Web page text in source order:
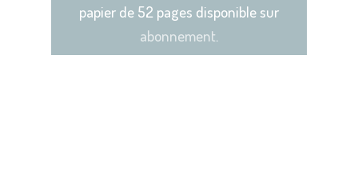
papier de 52 pages disponible sur
abonnement